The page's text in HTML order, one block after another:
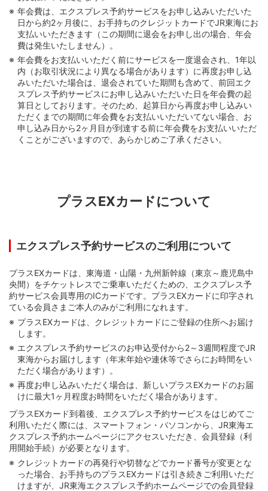
年会費は、エクスプレス予約サービスをお申し込みいただいた
日から約2ヶ月後に、お手持ちのクレジットカードでJR東海にお
支払いいただきます（この期間に退会をお申し出の場合、年会
費は発生いたしません）。
年会費をお支払いいただく前にサービスを一度退会され、1年以
内（お取引状況により異なる場合があります）に再度お申し込
みいただいた場合は、退会されていた期間も含めて、前回エク
スプレス予約サービスにお申し込みいただいた日を年会費の起
算日としております。そのため、起算日から再度お申し込みい
ただくまでの期間に年会費をお支払いいただいてない場合、お
申し込み日から2ヶ月目が到達する前に年会費をお支払いいただ
くことがございますので、あらかじめご了承ください。
プラスEXカードについて
エクスプレス予約サービスのご利用について
プラスEXカードは、東海道・山陽・九州新幹線（東京～鹿児島中
央間）をチケットレスでご乗車いただくための、エクスプレス予
約サービス会員専用のICカードです。プラスEXカードに印字され
ている会員さまご本人のみがご利用になれます。
プラスEXカードは、クレジットカードにご登録の住所へお届け
します。
エクスプレス予約サービスのお申込受付から2～3週間程度でJR
東海からお届けします（年末年始や連休等でさらにお時間をい
ただく場合があります）。
再度お申し込みいただく場合は、新しいプラスEXカードのお届
けに最大1ヶ月程度お時間をいただく場合があります。
プラスEXカード到着後、エクスプレス予約サービスをはじめてご
利用いただく際には、スマートフォン・パソコンから、JR東海エ
クスプレス予約ホームページにアクセスいただき、会員登録（利
用開始手続）が必要となります。
クレジットカードの再発行や切替などでカード番号が変更とな
った場合、お手持ちのプラスEXカードは引き続きご利用いただ
けますが、JR東海エクスプレス予約ホームページでの会員登録